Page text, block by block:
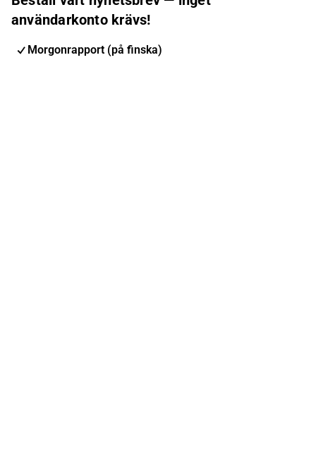
användarkonto krävs!
Morgonrapport (på finska)